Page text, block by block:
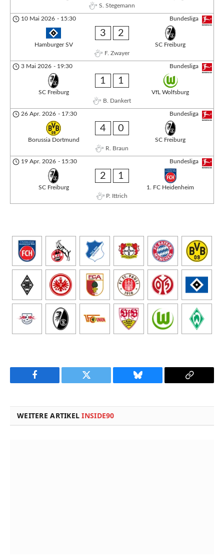
S. Stegemann
Bundesliga
10 Mai 2026 - 15:30
Hamburger SV
3 2
SC Freiburg
F. Zwayer
Bundesliga
3 Mai 2026 - 19:30
SC Freiburg
1 1
VfL Wolfsburg
B. Dankert
Bundesliga
26 Apr. 2026 - 17:30
Borussia Dortmund
4 0
SC Freiburg
R. Braun
Bundesliga
19 Apr. 2026 - 15:30
SC Freiburg
2 1
1. FC Heidenheim
P. Ittrich
Facebook Twitter Bluesky
Copy
WEITERE ARTIKELINSIDE90